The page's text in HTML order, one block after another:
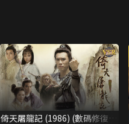
倚天屠龍記 (1986) (數碼修復